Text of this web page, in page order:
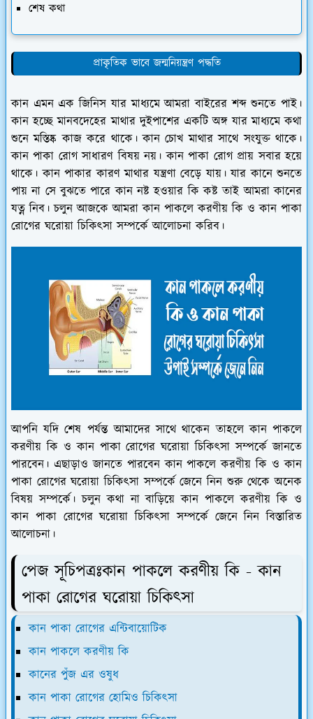
শেষ কথা
প্রাকৃতিক ভাবে জন্মনিয়ন্ত্রণ পদ্ধতি
কান এমন এক জিনিস যার মাধ্যমে আমরা বাইরের শব্দ শুনতে পাই।
কান হচ্ছে মানবদেহের মাথার দুইপাশের একটি অঙ্গ যার মাধ্যমে কথা
শুনে মস্তিষ্ক কাজ করে থাকে। কান চোখ মাথার সাথে সংযুক্ত থাকে।
কান পাকা রোগ সাধারণ বিষয় নয়। কান পাকা রোগ প্রায় সবার হয়ে
থাকে। কান পাকার কারণ মাথার যন্ত্রণা বেড়ে যায়। যার কানে শুনতে
পায় না সে বুঝতে পারে কান নষ্ট হওয়ার কি কষ্ট তাই আমরা কানের
যত্ন নিব। চলুন আজকে আমরা কান পাকলে করণীয় কি ও কান পাকা
রোগের ঘরোয়া চিকিৎসা সম্পর্কে আলোচনা করিব।
আপনি যদি শেষ পর্যন্ত আমাদের সাথে থাকেন তাহলে কান পাকলে
করণীয় কি ও কান পাকা রোগের ঘরোয়া চিকিৎসা সম্পর্কে জানতে
পারবেন। এছাড়াও জানতে পারবেন কান পাকলে করণীয় কি ও কান
পাকা রোগের ঘরোয়া চিকিৎসা সম্পর্কে জেনে নিন শুরু থেকে অনেক
বিষয় সম্পর্কে। চলুন কথা না বাড়িয়ে কান পাকলে করণীয় কি ও
কান পাকা রোগের ঘরোয়া চিকিৎসা সম্পর্কে জেনে নিন বিস্তারিত
আলোচনা।
পেজ সূচিপত্রঃকান পাকলে করণীয় কি - কান
পাকা রোগের ঘরোয়া চিকিৎসা
কান পাকা রোগের এন্টিবায়োটিক
কান পাকলে করণীয় কি
কানের পুঁজ এর ওষুধ
কান পাকা রোগের হোমিও চিকিৎসা